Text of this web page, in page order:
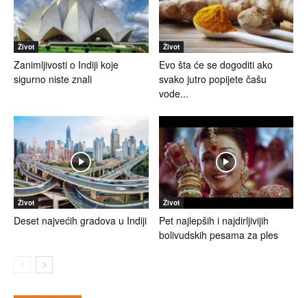
Život
Zanimljivosti o Indiji koje
sigurno niste znali
Život
Evo šta će se dogoditi ako
svako jutro popijete čašu
vode...
Život
Deset najvećih gradova u Indiji
Život
Pet najlepših i najdirljivijih
bolivudskih pesama za ples